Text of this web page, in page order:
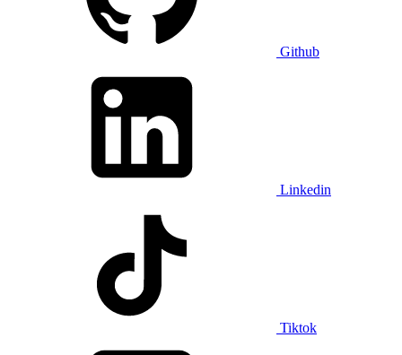
Github
Linkedin
Tiktok